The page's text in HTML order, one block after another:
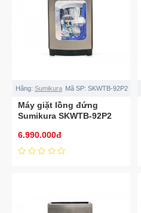
Hãng: Sumikura Mã SP: SKWTB-92P2
Máy giặt lồng đứng
Sumikura SKWTB-92P2
6.990.000đ